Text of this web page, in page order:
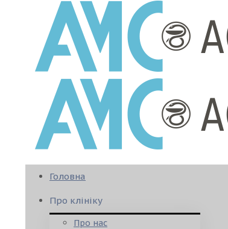
Головна
Про клініку
Про нас